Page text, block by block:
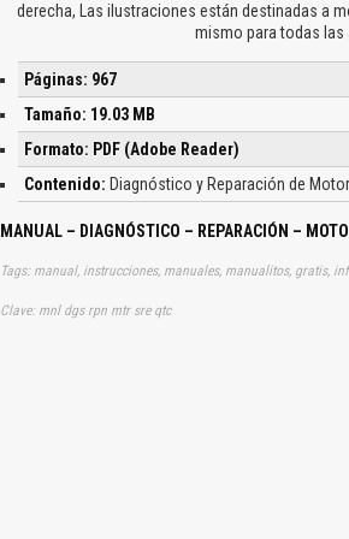
derecha, Las ilustraciones están destinadas a
mismo para todas las
Páginas: 967
Tamaño: 19.03 MB
Formato: PDF (Adobe Reader)
Contenido: Diagnóstico y Reparación de
MANUAL – DIAGNÓSTICO – REPARACIÓN –
Tags: manual, instrucciones, manuales, manualitos, gratis,
Clave: mnl dgs rpn mtr sre qtc